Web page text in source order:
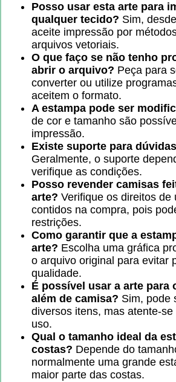
Posso usar esta arte para
qualquer tecido? Sim,
aceite impressão por
arquivos vetoriais.
O que faço se não tenho
abrir o arquivo? Peça para
converter ou utilize
aceitem o formato.
A estampa pode ser
de cor e tamanho são
impressão.
Existe suporte para
Geralmente, o suporte
verifique as condições.
Posso revender camisas
arte? Verifique os direitos de
contidos na compra, pois
restrições.
Como garantir que a
arte? Escolha uma gráfica
o arquivo original para evitar
qualidade.
É possível usar a arte para
além de camisa? Sim, pode
diversos itens, mas atente-
uso.
Qual o tamanho ideal da
costas? Depende do
normalmente uma grande
maior parte das costas.